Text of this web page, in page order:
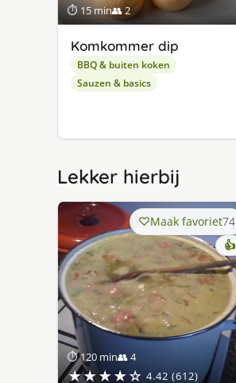
⏱ 15 min👥 2
Komkommer dip
BBQ & buiten koken
Sauzen & basics
Lekker hierbij
⏱ 120 min👥 4
★★★★☆ 4.42 (612)
Maak favoriet74
👍